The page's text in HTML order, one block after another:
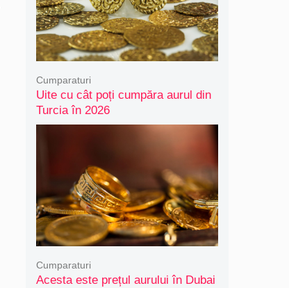
Uite cu cât poți cumpăra aurul din
Turcia în 2026
Cumparaturi
Acesta este prețul aurului în Dubai
Cumparaturi